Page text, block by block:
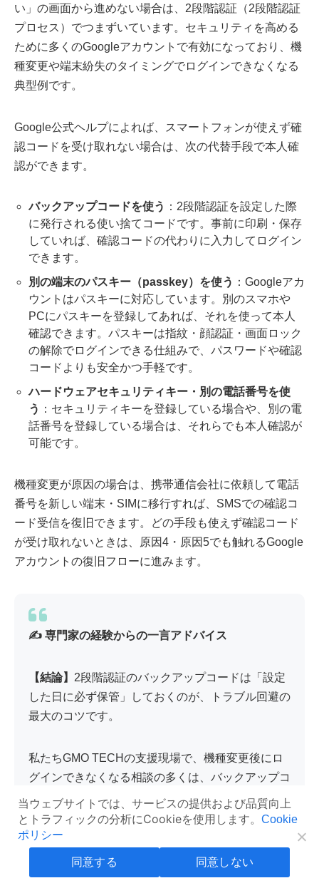
い」の画面から進めない場合は、2段階認証（2段階認証
プロセス）でつまずいています。セキュリティを高める
ために多くのGoogleアカウントで有効になっており、機
種変更や端末紛失のタイミングでログインできなくなる
典型例です。
Google公式ヘルプによれば、スマートフォンが使えず確
認コードを受け取れない場合は、次の代替手段で本人確
認ができます。
バックアップコードを使う ：2段階認証を設定した際
に発行される使い捨てコードです。事前に印刷・保存
していれば、確認コードの代わりに入力してログイン
できます。
別の端末のパスキー（passkey）を使う ：Googleアカ
ウントはパスキーに対応しています。別のスマホや
PCにパスキーを登録してあれば、それを使って本人
確認できます。パスキーは指紋・顔認証・画面ロック
の解除でログインできる仕組みで、パスワードや確認
コードよりも安全かつ手軽です。
ハードウェアセキュリティキー・別の電話番号を使
う ：セキュリティキーを登録している場合や、別の電
話番号を登録している場合は、それらでも本人確認が
可能です。
機種変更が原因の場合は、携帯通信会社に依頼して電話
番号を新しい端末・SIMに移行すれば、SMSでの確認コ
ード受信を復旧できます。どの手段も使えず確認コード
が受け取れないときは、原因4・原因5でも触れるGoogle
アカウントの復旧フローに進みます。
✍️ 専門家の経験からの一言アドバイス
【結論】 2段階認証のバックアップコードは「設定
した日に必ず保管」しておくのが、トラブル回避の
最大のコツです。
私たちGMO TECHの支援現場で、機種変更後にロ
グインできなくなる相談の多くは、バックアップコ
ードを保管していなかったことが原因です。GBP
は店舗の集客に直結するため、複数人で運用する店
舗ほど、認証手段の控えを共有フォルダなどで安全
に保管しておくことをおすすめします。
当ウェブサイトでは、サービスの提供および品質向上
とトラフィックの分析にCookieを使用します。 Cookie
ポリシー
同意する 同意しない